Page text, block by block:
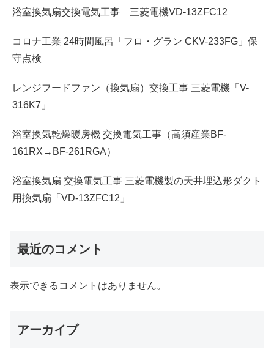
浴室換気扇交換電気工事 三菱電機VD-13ZFC12
コロナ工業 24時間風呂「フロ・グラン CKV-233FG」保
守点検
レンジフードファン（換気扇）交換工事 三菱電機「V-
316K7」
浴室換気乾燥暖房機 交換電気工事（高須産業BF-
161RX→BF-261RGA）
浴室換気扇 交換電気工事 三菱電機製の天井埋込形ダクト
用換気扇「VD-13ZFC12」
最近のコメント
表示できるコメントはありません。
アーカイブ